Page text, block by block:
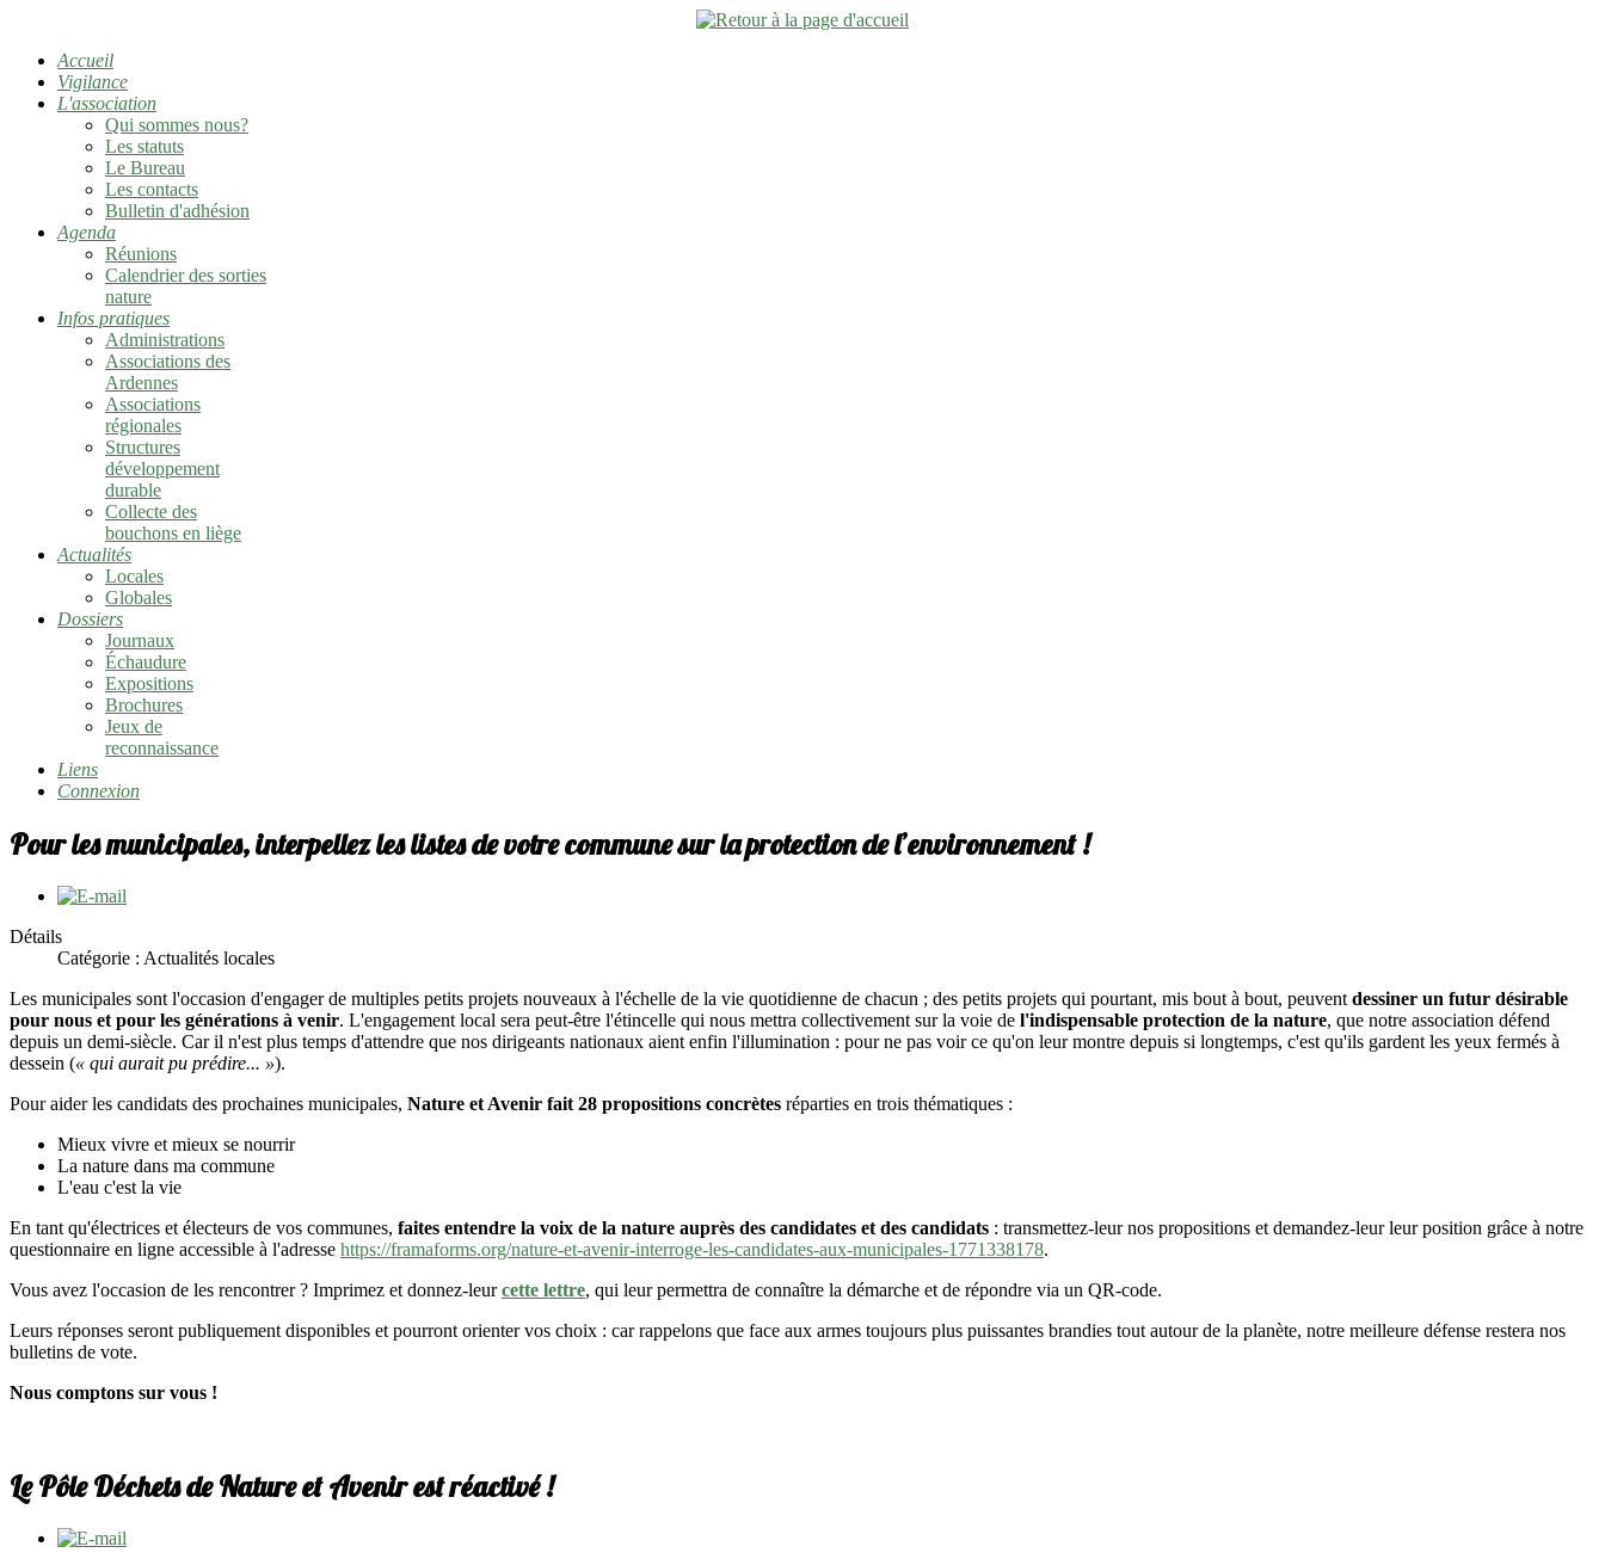
Accueil
Vigilance
L'association
Qui sommes nous?
Les statuts
Le Bureau
Les contacts
Bulletin d'adhésion
Agenda
Réunions
Calendrier des sorties
nature
Infos pratiques
Administrations
Associations des
Ardennes
Associations
régionales
Structures
développement
durable
Collecte des
bouchons en liège
Actualités
Locales
Globales
Dossiers
Journaux
Échaudure
Expositions
Brochures
Jeux de
reconnaissance
Liens
Connexion
Pour les municipales, interpellez les listes de votre commune sur la protection de l’environnement !
Détails
Catégorie : Actualités locales
Les municipales sont l'occasion d'engager de multiples petits projets nouveaux à l'échelle de la vie quotidienne de chacun ; des petits projets qui pourtant, mis bout à bout, peuvent dessiner un futur désirable
pour nous et pour les générations à venir. L'engagement local sera peut-être l'étincelle qui nous mettra collectivement sur la voie de l'indispensable protection de la nature, que notre association défend
depuis un demi-siècle. Car il n'est plus temps d'attendre que nos dirigeants nationaux aient enfin l'illumination : pour ne pas voir ce qu'on leur montre depuis si longtemps, c'est qu'ils gardent les yeux fermés à
dessein (« qui aurait pu prédire... »).
Pour aider les candidats des prochaines municipales, Nature et Avenir fait 28 propositions concrètes réparties en trois thématiques :
Mieux vivre et mieux se nourrir
La nature dans ma commune
L'eau c'est la vie
En tant qu'électrices et électeurs de vos communes, faites entendre la voix de la nature auprès des candidates et des candidats : transmettez-leur nos propositions et demandez-leur leur position grâce à notre
questionnaire en ligne accessible à l'adresse https://framaforms.org/nature-et-avenir-interroge-les-candidates-aux-municipales-1771338178.
Vous avez l'occasion de les rencontrer ? Imprimez et donnez-leurcette lettre, qui leur permettra de connaître la démarche et de répondre via un QR-code.
Leurs réponses seront publiquement disponibles et pourront orienter vos choix : car rappelons que face aux armes toujours plus puissantes brandies tout autour de la planète, notre meilleure défense restera nos
bulletins de vote.
Nous comptons sur vous !
Le Pôle Déchets de Nature et Avenir est réactivé !